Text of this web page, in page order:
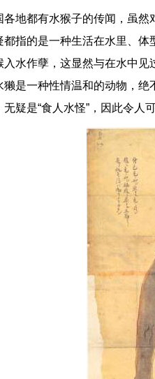
各地都有水猴子的传闻，虽然
都指的是一种生活在水里、
入水作孽，这显然与在水中
獭是一种性情温和的动物，绝
疑是“食人水怪”，因此令人可